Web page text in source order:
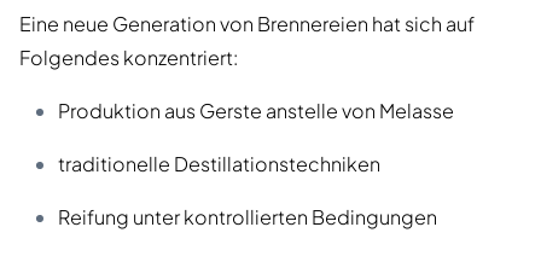
Eine neue Generation von Brennereien hat sich auf
Folgendes konzentriert:
Produktion aus Gerste anstelle von Melasse
traditionelle Destillationstechniken
Reifung unter kontrollierten Bedingungen